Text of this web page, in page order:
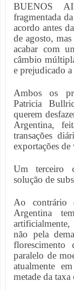
BUENOS
fragmentada
acordo antes
de agosto,
acabar com
câmbio
e prejudicado
Ambos os
Patricia
querem
Argentina,
transações
exportações
Um terceiro
solução de
Ao contrário
Argentina
não pela
florescimento
paralelo de
atualmente
metade da